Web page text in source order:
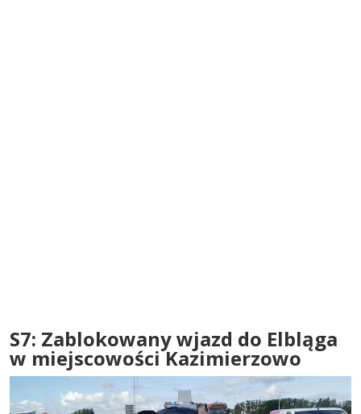
S7: Zablokowany wjazd do Elbląga
w miejscowości Kazimierzowo